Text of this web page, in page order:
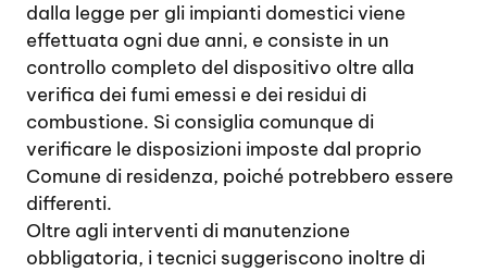
dalla legge per gli impianti domestici viene
effettuata ogni due anni, e consiste in un
controllo completo del dispositivo oltre alla
verifica dei fumi emessi e dei residui di
combustione. Si consiglia comunque di
verificare le disposizioni imposte dal proprio
Comune di residenza, poiché potrebbero essere
differenti.
Oltre agli interventi di manutenzione
obbligatoria, i tecnici suggeriscono inoltre di